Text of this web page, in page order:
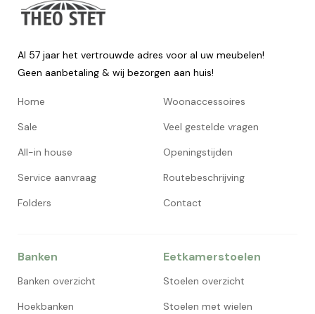
Al 57 jaar het vertrouwde adres voor al uw meubelen!
Geen aanbetaling & wij bezorgen aan huis!
Home
Sale
All-in house
Service aanvraag
Folders
Woonaccessoires
Veel gestelde vragen
Openingstijden
Routebeschrijving
Contact
Banken
Banken overzicht
Hoekbanken
Eetkamerstoelen
Stoelen overzicht
Stoelen met wielen